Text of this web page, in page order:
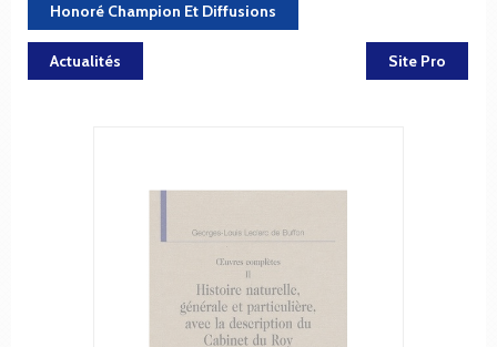
Honoré Champion Et Diffusions
Actualités Site Pro